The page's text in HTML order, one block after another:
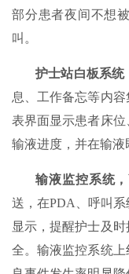
部分患者夜间不想
叫。
护士站白板系统
息、工作备忘等内
表界面显示患者床
输液进度，并在输液
输液监控系统，
送，在PDA、呼叫
显示，提醒护士及
全。输液监控系统